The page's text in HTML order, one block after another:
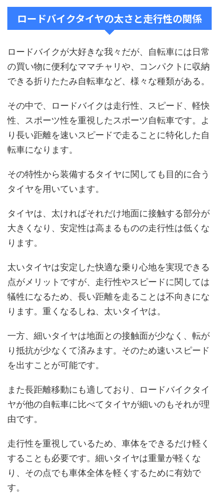
ロードバイクタイヤの太さと走行性の関係
ロードバイクが大好きな我々だが、自転車には日常
の買い物に便利なママチャリや、コンパクトに収納
できる折りたたみ自転車など、様々な種類がある。
その中で、ロードバイクは走行性、スピード、軽快
性、スポーツ性を重視したスポーツ自転車です。よ
り長い距離を速いスピードで走ることに特化した自
転車になります。
その特性から装備するタイヤに関しても目的に合う
タイヤを用いています。
タイヤは、太ければそれだけ地面に接触する部分が
大きくなり、安定性は高まるものの走行性は低くな
ります。
太いタイヤは安定した快適な乗り心地を実現できる
点がメリットですが、走行性やスピードに関しては
犠牲になるため、長い距離を走ることは不向きにな
ります。重くなるしね、太いタイヤは。
一方、細いタイヤは地面との接触面が少なく、転が
り抵抗が少なくて済みます。そのため速いスピード
を出すことが可能です。
また長距離移動にも適しており、ロードバイクタイ
ヤが他の自転車に比べてタイヤが細いのもそれが理
由です。
走行性を重視しているため、車体をできるだけ軽く
することも必要です。細いタイヤは重量が軽くな
り、その点でも車体全体を軽くするために有効で
す。